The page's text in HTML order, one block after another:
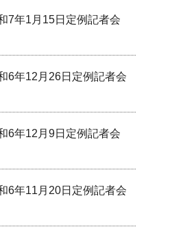
7年1月15日定例記者会
6年12月26日定例記者会
6年12月9日定例記者会
6年11月20日定例記者会